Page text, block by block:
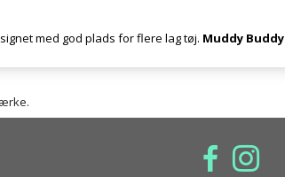
med god plads for flere lag tøj. Muddy Buddy